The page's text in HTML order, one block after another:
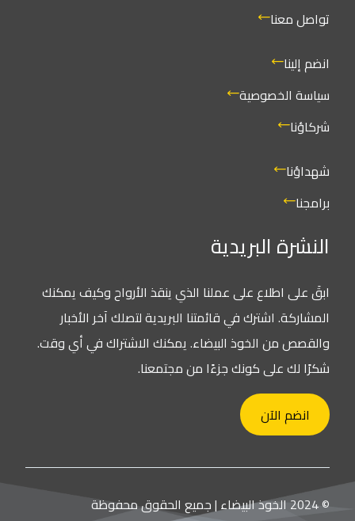
تواصل معنا
انضم إلينا
سياسة الخصوصية
شركاؤنا
شهداؤنا
برامجنا
النشرة البريدية
ابقَ على اطلاع على عملنا الذي ينقذ الأرواح وكيف يمكنك
المشاركة. اشترك في قائمتنا البريدية لتصلك آخر الأخبار
والقصص من الخوذ البيضاء. يمكنك الاشتراك في أي وقت.
شكرًا لك على كونك جزءًا من مجتمعنا.
انضم الآن
© 2024 الخوذ البيضاء | جميع الحقوق محفوظة